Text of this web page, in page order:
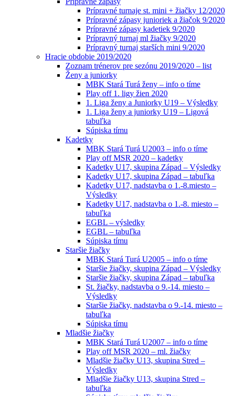
Prípravné turnaje st. mini + žiačky 12/2020
Prípravné zápasy junioriek a žiačok 9/2020
Prípravné zápasy kadetiek 9/2020
Prípravný turnaj ml žiačky 9/2020
Prípravný turnaj starších mini 9/2020
Hracie obdobie 2019/2020
Zoznam trénerov pre sezónu 2019/2020 – list
Ženy a juniorky
MBK Stará Turá ženy – info o tíme
Play off 1. ligy žien 2020
1. Liga ženy a Juniorky U19 – Výsledky
1. Liga ženy a juniorky U19 – Ligová
tabuľka
Súpiska tímu
Kadetky
MBK Stará Turá U2003 – info o tíme
Play off MSR 2020 – kadetky
Kadetky U17, skupina Západ – Výsledky
Kadetky U17, skupina Západ – tabuľka
Kadetky U17, nadstavba o 1.-8.miesto –
Výsledky
Kadetky U17, nadstavba o 1.-8. miesto –
tabuľka
EGBL – výsledky
EGBL – tabuľka
Súpiska tímu
Staršie žiačky
MBK Stará Turá U2005 – info o tíme
Staršie žiačky, skupina Západ – Výsledky
Staršie žiačky, skupina Západ – tabuľka
St. žiačky, nadstavba o 9.-14. miesto –
Výsledky
Staršie žiačky, nadstavba o 9.-14. miesto –
tabuľka
Súpiska tímu
Mladšie žiačky
MBK Stará Turá U2007 – info o tíme
Play off MSR 2020 – ml. žiačky
Mladšie žiačky U13, skupina Stred –
Výsledky
Mladšie žiačky U13, skupina Stred –
tabuľka